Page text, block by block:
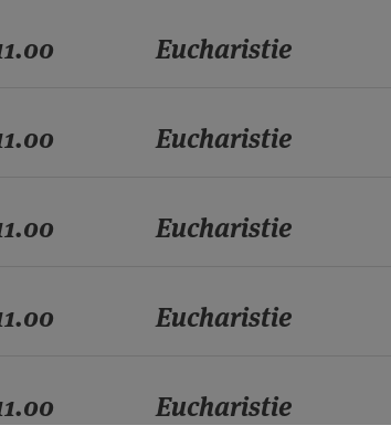
Eucharistie
Eucharistie
Eucharistie
Eucharistie
Eucharistie